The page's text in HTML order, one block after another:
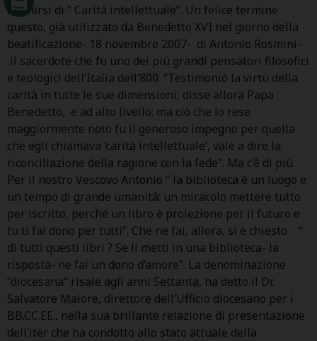
definirsi di “ Carità intellettuale”. Un felice termine
questo, già utilizzato da Benedetto XVI nel giorno della
beatificazione- 18 novembre 2007- di Antonio Rosmini-
il sacerdote che fu uno dei più grandi pensatori filosofici
e teologici dell’Italia dell’800. “Testimoniò la virtù della
carità in tutte le sue dimensioni, disse allora Papa
Benedetto, e ad alto livello; ma ciò che lo rese
maggiormente noto fu il generoso impegno per quella
che egli chiamava ‘carità intellettuale’, vale a dire la
riconciliazione della ragione con la fede”. Ma c’è di più.
Per il nostro Vescovo Antonio “ la biblioteca è un luogo e
un tempo di grande umanità: un miracolo mettere tutto
per iscritto, perché un libro è proiezione per il futuro e
tu ti fai dono per tutti”. Che ne fai, allora, si è chiesto “
di tutti questi libri ? Se li metti in una biblioteca- la
risposta- ne fai un dono d’amore”. La denominazione
“diocesana” risale agli anni Settanta, ha detto il Dr.
Salvatore Maiore, direttore dell’Ufficio diocesano per i
BB.CC.EE., nella sua brillante relazione di presentazione
dell’iter che ha condotto allo stato attuale della